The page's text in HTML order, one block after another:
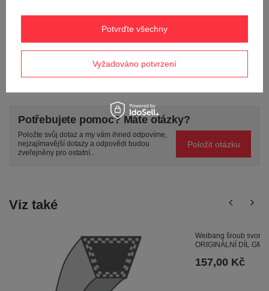
Odeslat zpětnou vazbu
POLOŽIT OTÁZKU
Potřebujete pomoc? Máte otázky?
Položte svůj dotaz a my vám ihned odpovíme,
nejzajímavější dotazy a odpovědi budou
zveřejněny pro ostatní..
Položit otázku
Viz také
Weibang šroub
ORIGINÁLNÍ DÍL
157,00 Kč
Vyžadováno potvrzení
Potvrďte všechny